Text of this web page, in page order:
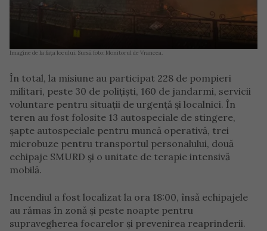
Imagine de la fața locului. Sursă foto: Monitorul de Vrancea.
În total, la misiune au participat 228 de pompieri
militari, peste 30 de polițiști, 160 de jandarmi, servicii
voluntare pentru situații de urgență și localnici. În
teren au fost folosite 13 autospeciale de stingere,
șapte autospeciale pentru muncă operativă, trei
microbuze pentru transportul personalului, două
echipaje SMURD și o unitate de terapie intensivă
mobilă.
Incendiul a fost localizat la ora 18:00, însă echipajele
au rămas în zonă și peste noapte pentru
supravegherea focarelor și prevenirea reaprinderii.